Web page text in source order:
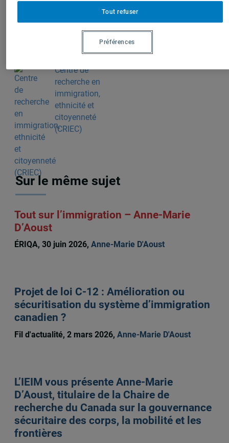
Centre de
recherche en
immigration,
ethnicité et
citoyenneté
(CRIEC)
Sur le même sujet
Tout sur l’immigration – Anne-Marie
D’Aoust
ÉRIQA, 30 juin 2026, Anne-Marie D'Aoust
Projet de loi C-12 : Amélioration ou
sécuritisation du système d’immigration
canadien ?
Fil d'actualité, 2 mars 2026, Anne-Marie D'Aoust
L’IEIM vous présente Anne-Marie
D’Aoust, titulaire de la Chaire de
recherche du Canada sur la gouvernance
sécuritaire des corps, la mobilité et les
frontières
Tout refuser
Préférences